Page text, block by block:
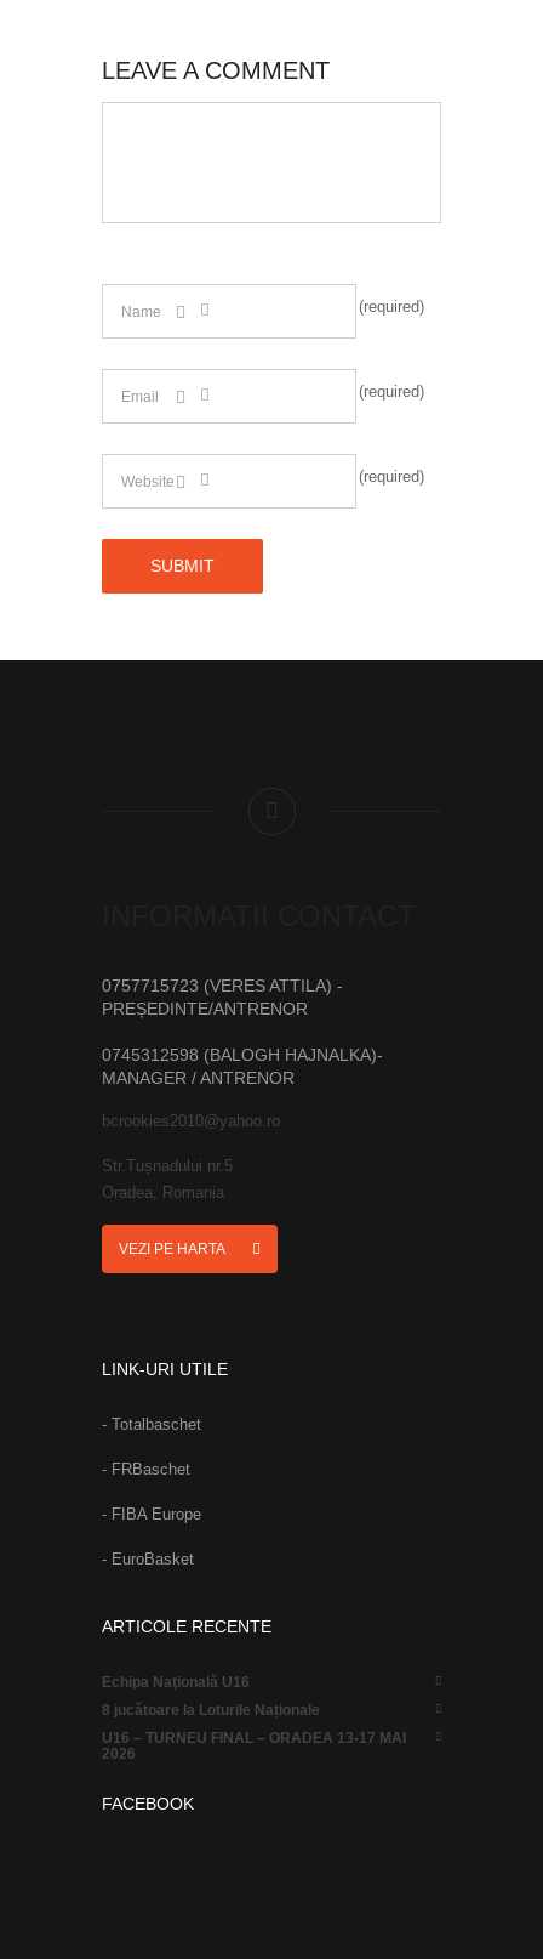
LEAVE A COMMENT
(required)
(required)
(required)
0757715723 (VERES ATTILA) -
PREȘEDINTE/ANTRENOR
0745312598 (BALOGH HAJNALKA)-
MANAGER / ANTRENOR
bcrookies2010@yahoo.ro
Str.Tușnadului nr.5
Oradea, Romania
VEZI PE HARTA
LINK-URI UTILE
- Totalbaschet
- FRBaschet
- FIBA Europe
- EuroBasket
ARTICOLE RECENTE
Echipa Naţională U16
8 jucătoare la Loturile Naționale
U16 – TURNEU FINAL – ORADEA 13-17 MAI
2026
FACEBOOK